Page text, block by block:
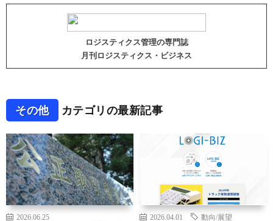
ロジスティクス管理の専門誌
月刊ロジスティクス・ビジネス
その他 カテゴリの最新記事
2026.06.25
2026.04.01 動向/展望